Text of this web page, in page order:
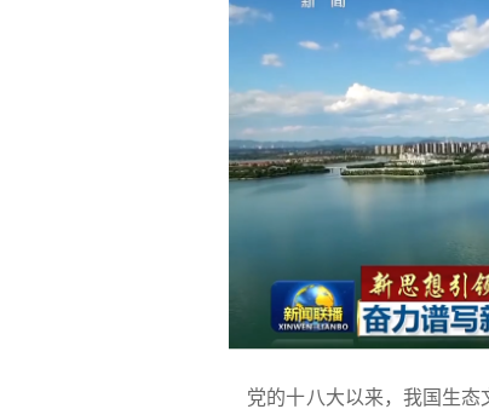
党的十八大以来，我国生态